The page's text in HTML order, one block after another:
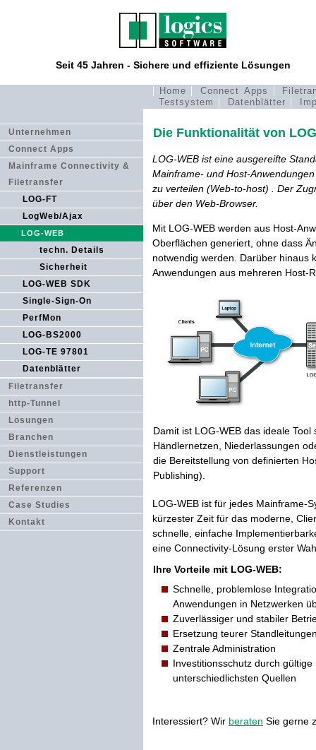
Seit 45 Jahren - Sichere und effiziente Lösungen
Home Connect Apps
Testsystem
Datenblätter
Unternehmen
Connect Apps
Mainframe Connectivity &
Filetransfer
LOG-FT
LogWeb/Ajax
LOG-WEB
techn. Details
Sicherheit
LOG-WEB SDK
Single-Sign-On
PerfMon
LOG-BS2000
LOG-TE 97801
Datenblätter
Filetransfer
http-Tunnel
Lösungen
Branchen
Dienstleistungen
Support
Referenzen
Case Studies
Kontakt
Die Funktionalität von
LOG-WEB ist eine ausgereifte
Mainframe- und Host-
zu verteilen (Web-to-host) . Der
über den Web-Browser.
Mit LOG-WEB werden aus Host-
Oberflächen generiert, ohne dass
notwendig werden. Darüber hinaus
Anwendungen aus mehreren Host-
Damit ist LOG-WEB das ideale
Händlernetzen, Niederlassungen
die Bereitstellung von definierten
Publishing).
LOG-WEB ist für jedes Mainframe-
kürzester Zeit für das moderne,
schnelle, einfache
eine Connectivity-Lösung erster
Ihre Vorteile mit LOG-WEB:
Schnelle, problemlose
Anwendungen in Netzwerken
Zuverlässiger und stabiler
Ersetzung teurer
Zentrale Administration
Investitionsschutz durch
unterschiedlichsten Quellen
Interessiert? Wir beraten Sie gerne